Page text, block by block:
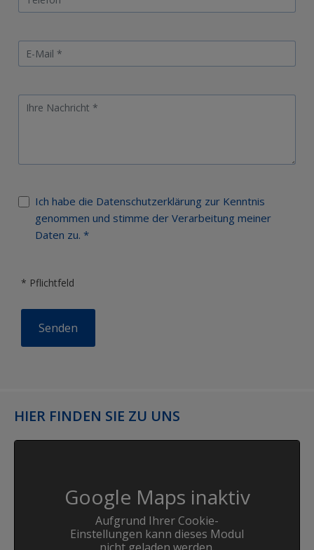
Ich habe die Datenschutzerklärung zur Kenntnis
genommen und stimme der Verarbeitung meiner
Daten zu. *
* Pflichtfeld
HIER FINDEN SIE ZU UNS
Google Maps inaktiv
Aufgrund Ihrer Cookie-
Einstellungen kann dieses Modul